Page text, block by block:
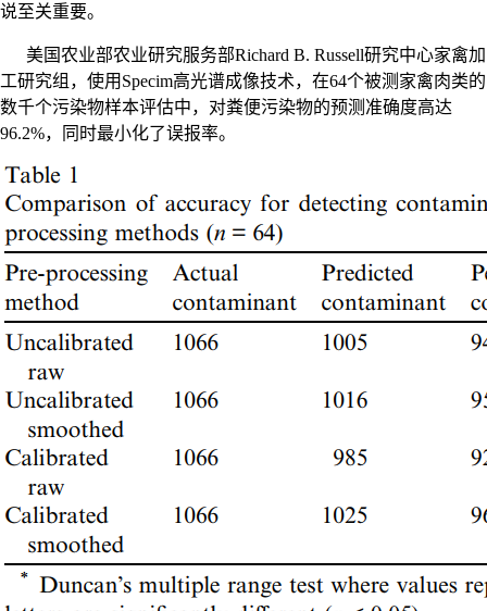
说至关重要。
美国农业部农业研究服务部Richard B. Russell研究中心家禽加
工研究组，使用 Specim高光谱成像技术，在64个被测家禽肉类的
数千个污染物样本评估中，对粪便污染物的预测准确度高达
96.2%，同时最小化了误报率。